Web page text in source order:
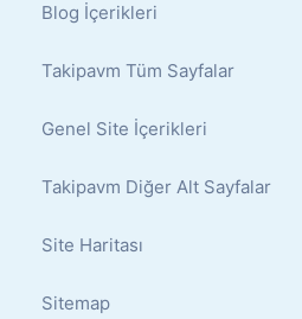
Blog İçerikleri
Takipavm Tüm Sayfalar
Genel Site İçerikleri
Takipavm Diğer Alt Sayfalar
Site Haritası
Sitemap